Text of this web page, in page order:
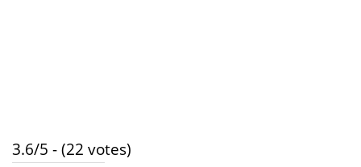
3.6/5 - (22 votes)